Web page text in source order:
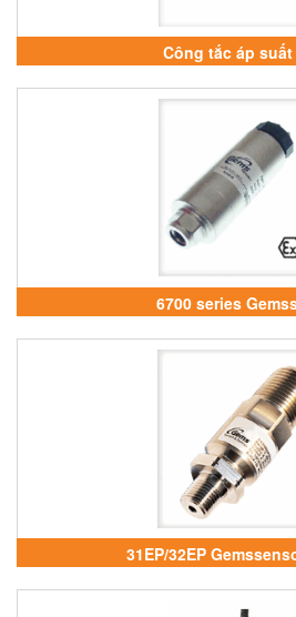
Công tắc áp suất
6700 series
31EP/32EP